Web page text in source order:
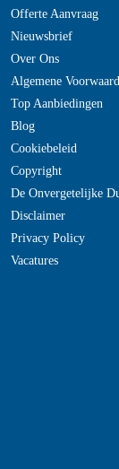
Offerte Aanvraag
Nieuwsbrief
Over Ons
Algemene
Top Aanbiedingen
Blog
Cookiebeleid
Copyright
De Onvergetelijke
Disclaimer
Privacy Policy
Vacatures